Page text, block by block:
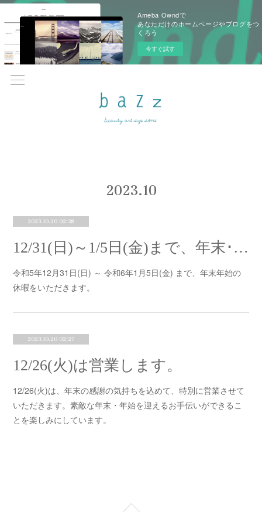
Ameba Owndで
あなただけのホームページやブログをつ
くろう
今すぐ試す
2023.10
2023.10.20 02:38
12/31(日)～1/5日(金)まで、年末･年始休暇をいただきます
令和5年12月31日(日) ～ 令和6年1月5日(金) まで、年末年始の
休暇をいただきます。
2023.10.20 02:27
12/26(火)は営業します。
12/26(火)は、年末の感謝の気持ちを込めて、特別に営業させて
いただきます。素敵な年末・年始を迎えるお手伝いができるこ
とを楽しみにしています。